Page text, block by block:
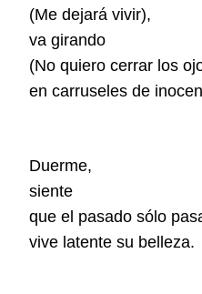
(Me dejará vivir),
va girando
(No quiero cerrar los
en carruseles de
Duerme,
siente
que el pasado sólo
vive latente su belleza.